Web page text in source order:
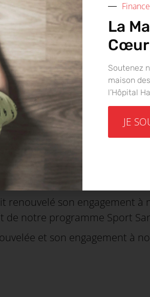
aux
organisé cette année au
venus participer aux
renouvelé son engagement
de notre programme Sport
et son engagement à
La
Cœur
Soutenez
maison
l’Hôpital
JE